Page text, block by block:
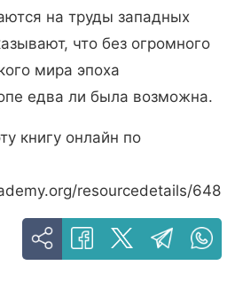
на труды западных
что без огромного
мира эпоха
едва ли была возможна.
книгу онлайн по
resourcedetails/648